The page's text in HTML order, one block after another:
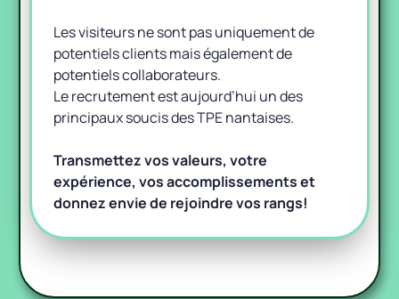
Les visiteurs ne sont pas uniquement de
potentiels clients mais également de
potentiels collaborateurs.
Le recrutement est aujourd’hui un des
principaux soucis des TPE nantaises.
Transmettez vos valeurs, votre
expérience, vos accomplissements et
donnez envie de rejoindre vos rangs!